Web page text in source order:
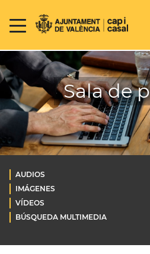
Sala de
AUDIOS
IMÁGENES
VÍDEOS
BÚSQUEDA MULTIMEDIA